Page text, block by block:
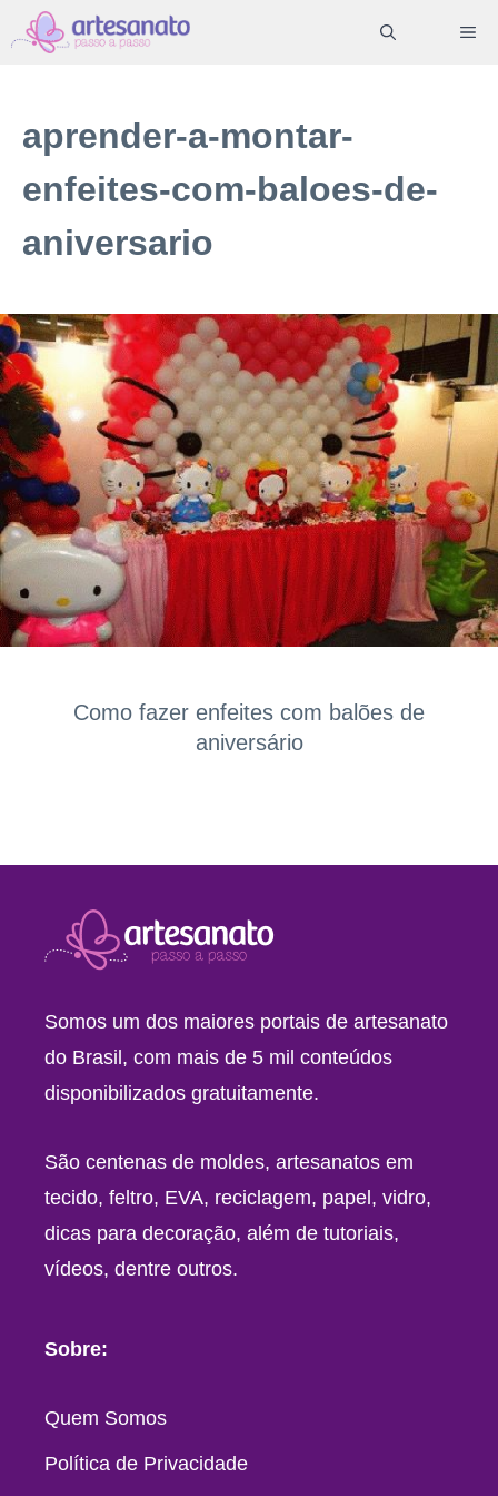
Pular
para
conteúdo
aprender-a-montar-
enfeites-com-baloes-de-
aniversario
Como fazer enfeites com balões de
aniversário
Somos um dos maiores portais de artesanato
do Brasil, com mais de 5 mil conteúdos
disponibilizados gratuitamente.
São centenas de moldes, artesanatos em
tecido, feltro, EVA, reciclagem, papel, vidro,
dicas para decoração, além de tutoriais,
vídeos, dentre outros.
Sobre:
Quem Somos
Política de Privacidade